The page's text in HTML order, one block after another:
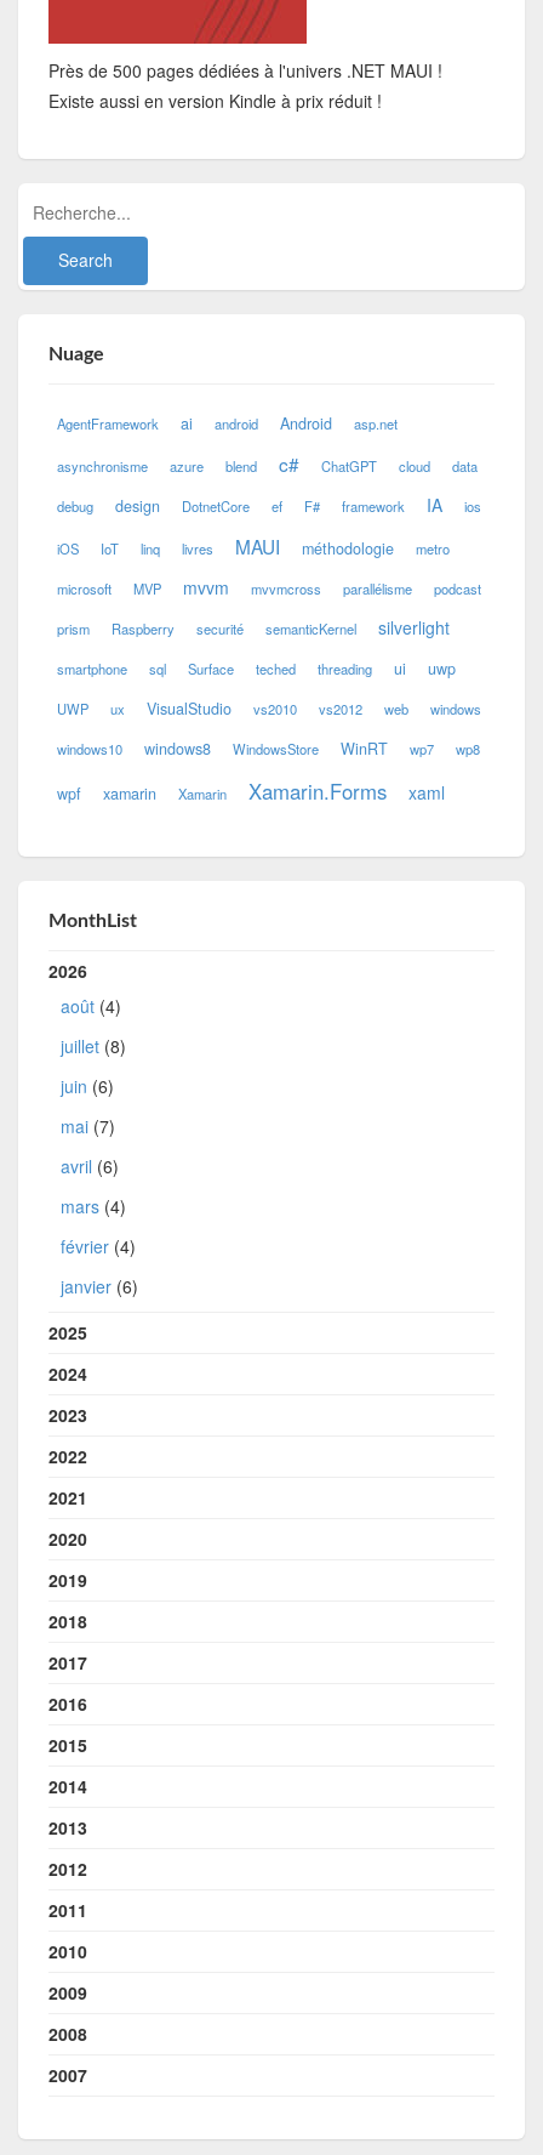
Près de 500 pages dédiées à l'univers .NET MAUI !
Existe aussi en version Kindle à prix réduit !
Nuage
AgentFramework ai android Android asp.net
asynchronisme azure blend c# ChatGPT cloud data
debug design DotnetCore ef F# framework IA ios
iOS IoT linq livres MAUI méthodologie metro
microsoft MVP mvvm mvvmcross parallélisme podcast
prism Raspberry securité semanticKernel silverlight
smartphone sql Surface teched threading ui uwp
UWP ux VisualStudio vs2010 vs2012 web windows
windows10 windows8 WindowsStore WinRT wp7 wp8
wpf xamarin Xamarin Xamarin.Forms xaml
MonthList
2026
août (4)
juillet (8)
juin (6)
mai (7)
avril (6)
mars (4)
février (4)
janvier (6)
2025
2024
2023
2022
2021
2020
2019
2018
2017
2016
2015
2014
2013
2012
2011
2010
2009
2008
2007